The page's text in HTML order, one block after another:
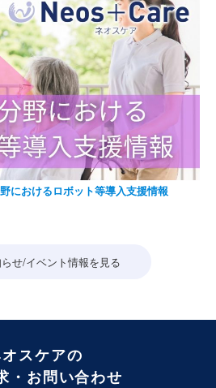
におけるロボット等導入支援情報
せ/イベント情報を見る
スケアの
・お問い合わせ